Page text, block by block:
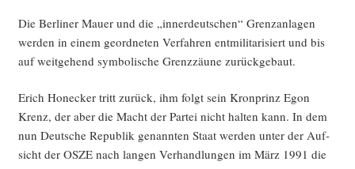
Die Ber­li­ner Mau­er und die „inner­deut­schen“ Grenz­an­la­gen
wer­den in einem geord­ne­ten Ver­fah­ren ent­mi­li­ta­ri­siert und bis
auf weit­ge­hend sym­bo­li­sche Grenz­zäu­ne zurückgebaut.
Erich Hon­ecker tritt zurück, ihm folgt sein Kron­prinz Egon
Krenz, der aber die Macht der Par­tei nicht hal­ten kann. In dem
nun Deut­sche Repu­blik genann­ten Staat wer­den unter der Auf­
sicht der OSZE nach lan­gen Ver­hand­lun­gen im März 1991 die